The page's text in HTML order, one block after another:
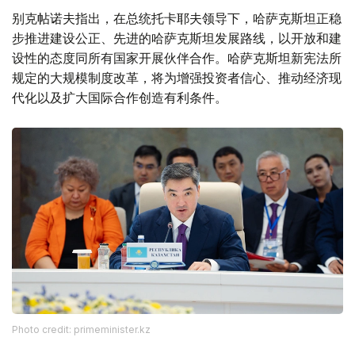
别克帖诺夫指出，在总统托卡耶夫领导下，哈萨克斯坦正稳
步推进建设公正、先进的哈萨克斯坦发展路线，以开放和建
设性的态度同所有国家开展伙伴合作。哈萨克斯坦新宪法所
规定的大规模制度改革，将为增强投资者信心、推动经济现
代化以及扩大国际合作创造有利条件。
Photo credit: primeminister.kz